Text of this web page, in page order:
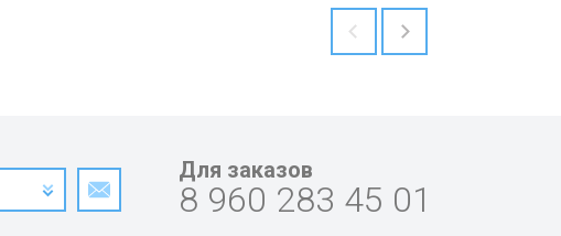
Для заказов
8 960 283 45 01